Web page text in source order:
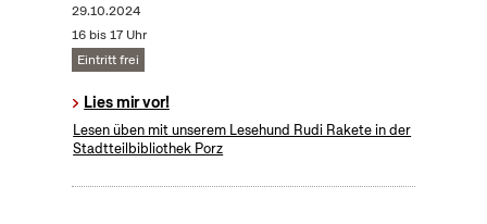
29.10.2024
16 bis 17 Uhr
Eintritt frei
Lies mir vor!
Lesen üben mit unserem Lesehund Rudi Rakete in der
Stadtteilbibliothek Porz